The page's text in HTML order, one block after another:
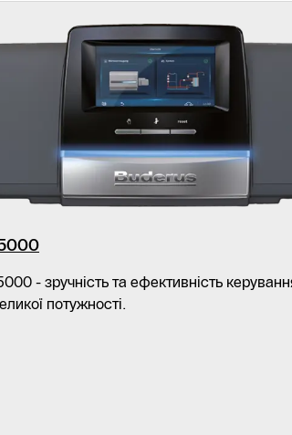
- зручність та ефективність
потужності.